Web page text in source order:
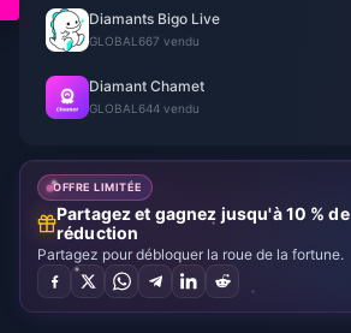
Diamants Bigo Live
GLOBAL 667 vendu
Diamant Chamet
GLOBAL 644 vendu
OFFRE LIMITÉE
Partagez et gagnez jusqu'à 10 % de
réduction
Partagez pour débloquer la roue de la fortune.